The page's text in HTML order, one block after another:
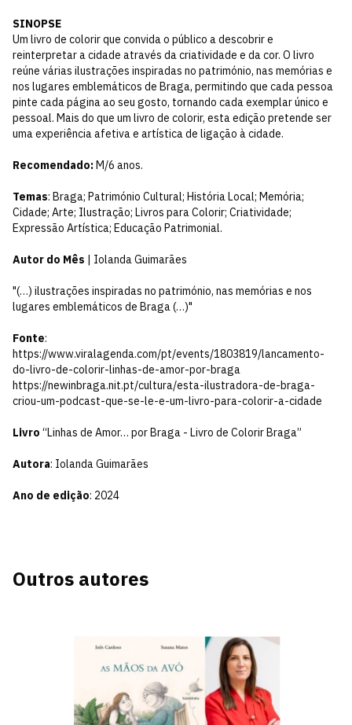
SINOPSE
Um livro de colorir que convida o público a descobrir e
reinterpretar a cidade através da criatividade e da cor. O livro
reúne várias ilustrações inspiradas no património, nas memórias e
nos lugares emblemáticos de Braga, permitindo que cada pessoa
pinte cada página ao seu gosto, tornando cada exemplar único e
pessoal. Mais do que um livro de colorir, esta edição pretende ser
uma experiência afetiva e artística de ligação à cidade.
Recomendado:M/6 anos.
Temas: Braga; Património Cultural; História Local; Memória;
Cidade; Arte; Ilustração; Livros para Colorir; Criatividade;
Expressão Artística; Educação Patrimonial.
Autor do Mês | Iolanda Guimarães
"(…) ilustrações inspiradas no património, nas memórias e nos
lugares emblemáticos de Braga (…)"
Fonte:
https://www.viralagenda.com/pt/events/1803819/lancamento-
do-livro-de-colorir-linhas-de-amor-por-braga
https://newinbraga.nit.pt/cultura/esta-ilustradora-de-braga-
criou-um-podcast-que-se-le-e-um-livro-para-colorir-a-cidade
Livro “Linhas de Amor… por Braga - Livro de Colorir Braga”
Autora: Iolanda Guimarães
Ano de edição: 2024
Outros autores